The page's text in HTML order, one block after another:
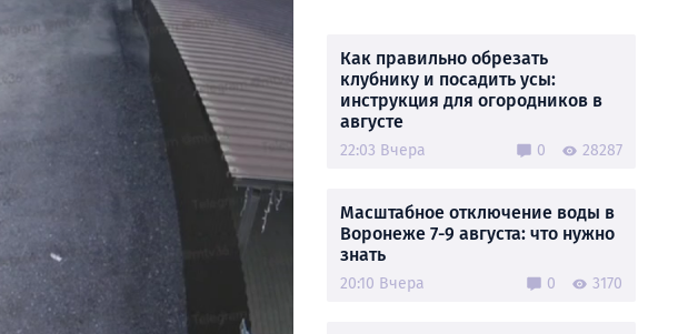
Как правильно обрезать
клубнику и посадить усы:
инструкция для огородников в
августе
22:03 Вчера 0 28287
Масштабное отключение воды в
Воронеже 7-9 августа: что нужно
знать
20:10 Вчера 0 3170